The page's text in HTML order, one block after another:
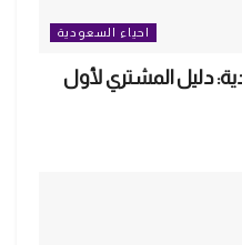
احياء السعودية
دليل المشتري لأول